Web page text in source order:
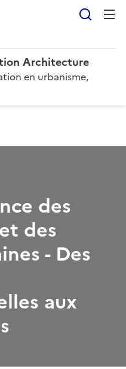
Architecture
en urbanisme,
des
des
- Des
aux